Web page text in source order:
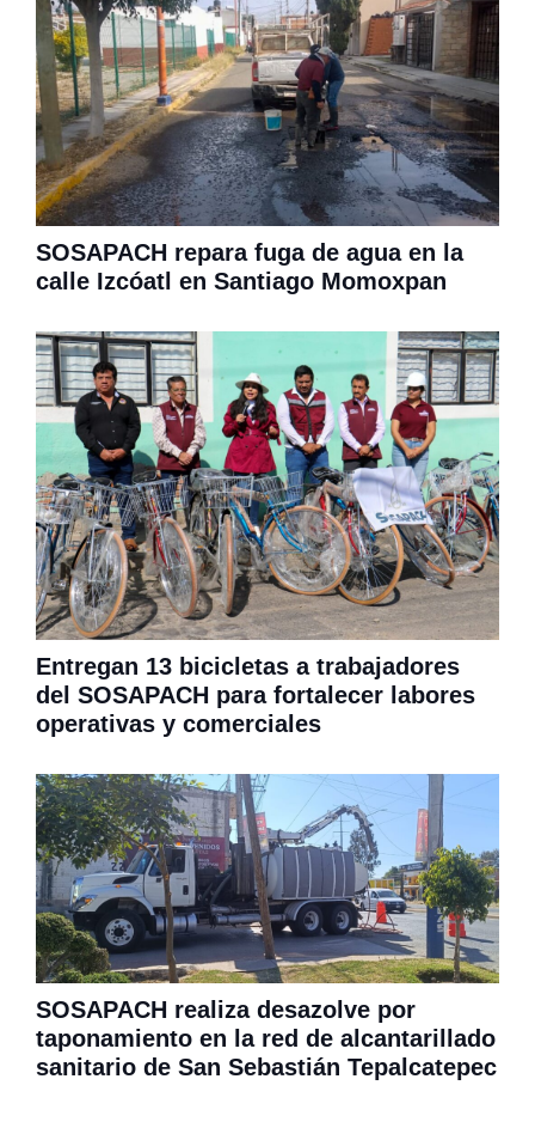
SOSAPACH repara fuga de agua en la
calle Izcóatl en Santiago Momoxpan
Entregan 13 bicicletas a trabajadores
del SOSAPACH para fortalecer labores
operativas y comerciales
SOSAPACH realiza desazolve por
taponamiento en la red de alcantarillado
sanitario de San Sebastián Tepalcatepec